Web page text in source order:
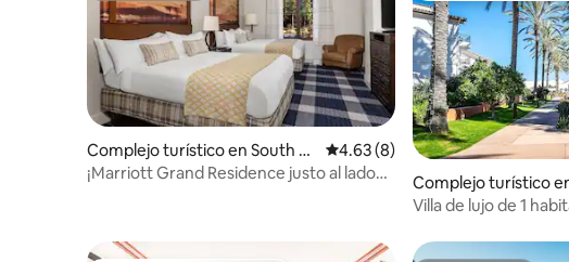
Complejo turístico en South La
ke Tahoe
Calificación promedio: 4.63 de
4.63 (8)
¡Marriott Grand Residence justo al lado
Complejo turístico
d
Villa de lujo de 1